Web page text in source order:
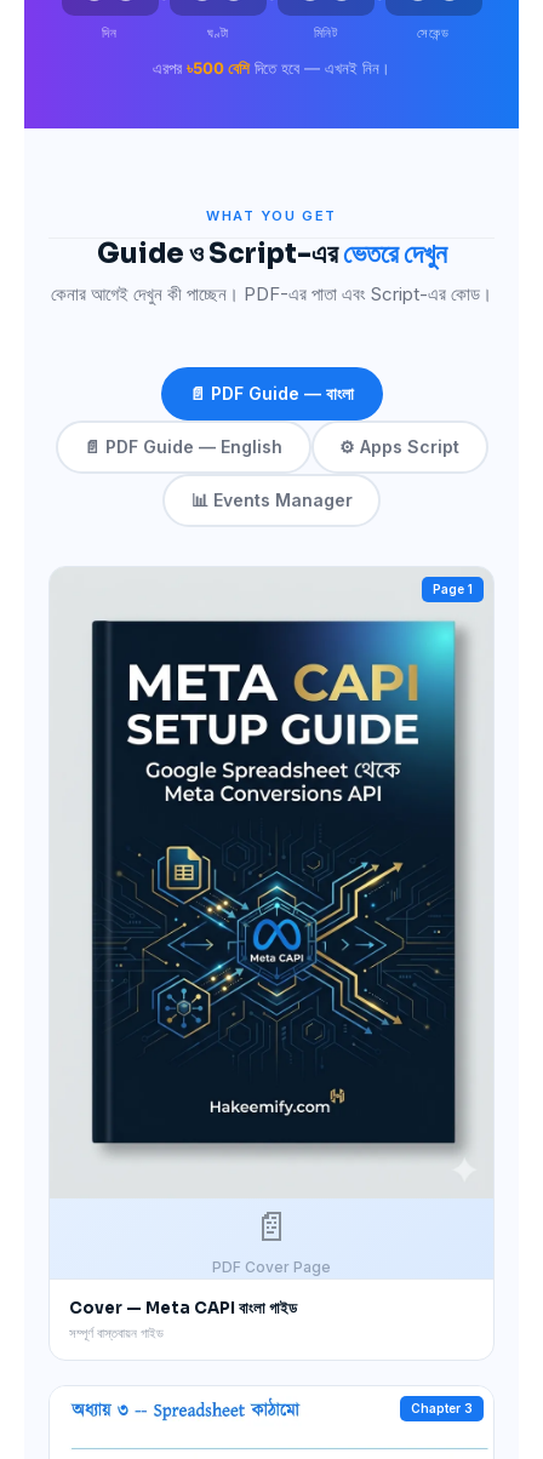
দিন ঘণ্টা মিনিট সেকেন্ড
এরপর ৳500 বেশিদিতে হবে — এখনই নিন।
WHAT YOU GET
Guide ও Script-এরভেতরে দেখুন
কেনার আগেই দেখুন কী পাচ্ছেন। PDF-এর পাতা এবং Script-এর কোড।
📄 PDF Guide — বাংলা
📄 PDF Guide — English ⚙️ Apps Script
📊 Events Manager
📄
PDF Cover Page
Page 1
Cover — Meta CAPI বাংলা গাইড
সম্পূর্ণ বাস্তবায়ন গাইড
Chapter 3